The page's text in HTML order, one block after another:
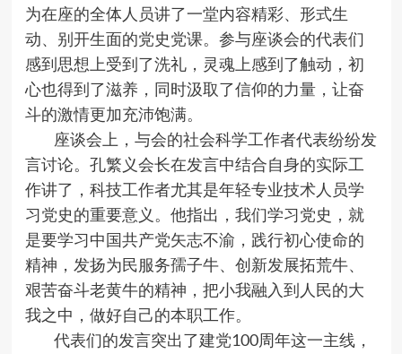
为在座的全体人员讲了一堂内容精彩、形式生
动、别开生面的党史党课。参与座谈会的代表们
感到思想上受到了洗礼，灵魂上感到了触动，初
心也得到了滋养，同时汲取了信仰的力量，让奋
斗的激情更加充沛饱满。
座谈会上，与会的社会科学工作者代表纷纷发
言讨论。孔繁义会长在发言中结合自身的实际工
作讲了，科技工作者尤其是年轻专业技术人员学
习党史的重要意义。他指出，我们学习党史，就
是要学习中国共产党矢志不渝，践行初心使命的
精神，发扬为民服务孺子牛、创新发展拓荒牛、
艰苦奋斗老黄牛的精神，把小我融入到人民的大
我之中，做好自己的本职工作。
代表们的发言突出了建党100周年这一主线，